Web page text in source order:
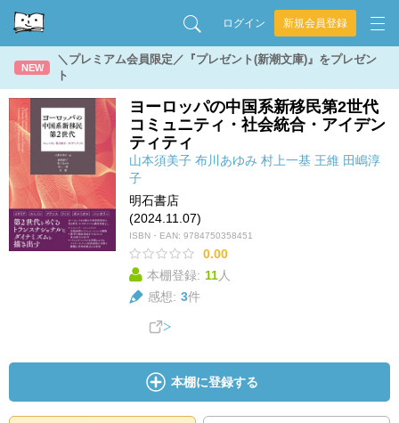
ログイン 新規会員登録
NEW
＼プレミアム会員限定／『プレゼント(新潮文庫)』をプレゼン
ト
ヨーロッパの中国系新移民第2世代
コミュニティ・社会統合・アイデン
ティティ
山本須美子 布川あゆみ 村上一基 王維 田嶋淳
子
明石書店
(2024.11.07)
ISBN・EAN: 9784750358451
0.00
本棚登録: 11人
感想: 3件
本棚に登録する